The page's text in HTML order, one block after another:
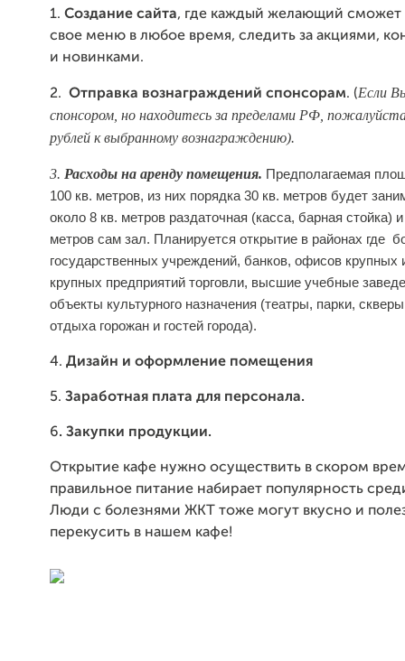
1. Создание сайта, где каждый желающий сможет
свое меню в любое время, следить за акциями,
и новинками.
2. Отправка вознаграждений спонсорам. (Если
спонсором, но находитесь за пределами РФ,
рублей к выбранному вознаграждению).
3. Расходы на аренду помещения. Предполагаемая
100 кв. метров, из них порядка 30 кв. метров будет
около 8 кв. метров раздаточная (касса, барная стойка)
метров сам зал. Планируется открытие в районах где
государственных учреждений, банков, офисов
крупных предприятий торговли, высшие учебные
объекты культурного назначения (театры, парки,
отдыха горожан и гостей города).
4. Дизайн и оформление помещения
5. Заработная плата для персонала.
6. Закупки продукции.
Открытие кафе нужно осуществить в скором
правильное питание набирает популярность
Люди с болезнями ЖКТ тоже могут вкусно и
перекусить в нашем кафе!